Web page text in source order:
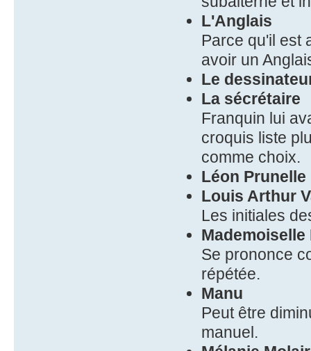
L'Anglais
Parce qu'il est
avoir un
Le
La sécrétaire
Franquin lui
croquis liste
comme choix.
Léon Prunelle
Louis Arthur
Les initiales
Se prononce
répétée.
Manu
Peut être
manuel.